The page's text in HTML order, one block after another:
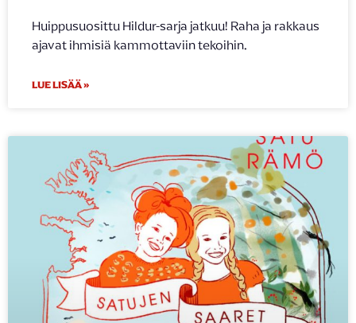
Huippusuosittu Hildur-sarja jatkuu! Raha ja rakkaus
ajavat ihmisiä kammottaviin tekoihin.
LUE LISÄÄ »